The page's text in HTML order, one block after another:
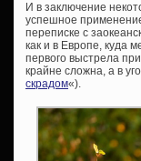
И в заключение
успешное
переписке с
как и в Европе, куда
первого выстрела
крайне сложна, а в
скрадом«).